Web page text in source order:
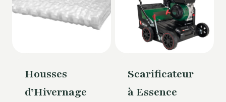
Housses
d’Hivernage
Scarificateur
à Essence